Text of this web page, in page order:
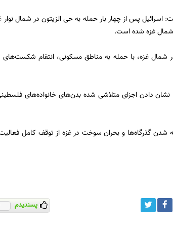
اسرائیل پس از چهار بار حمله به حی الزیتون در شمال نوار
شمال غزه شده است.
شمال غزه، با حمله به مناطق مسکونی، انتقام شکست‌های
دادن اجزای متلاشی شده بدن‌های خانواده‌های
شدن گذرگاه‌ها و بحران سوخت در غزه از توقف کامل
پسندیدم